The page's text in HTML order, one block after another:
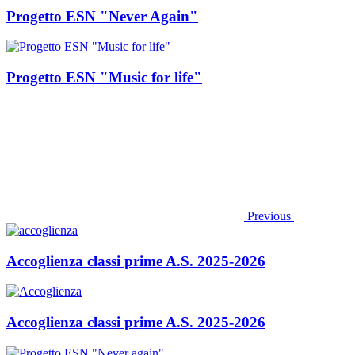
Progetto ESN "Never Again"
Progetto ESN "Music for life"
Previous
Accoglienza classi prime A.S. 2025-2026
Accoglienza classi prime A.S. 2025-2026